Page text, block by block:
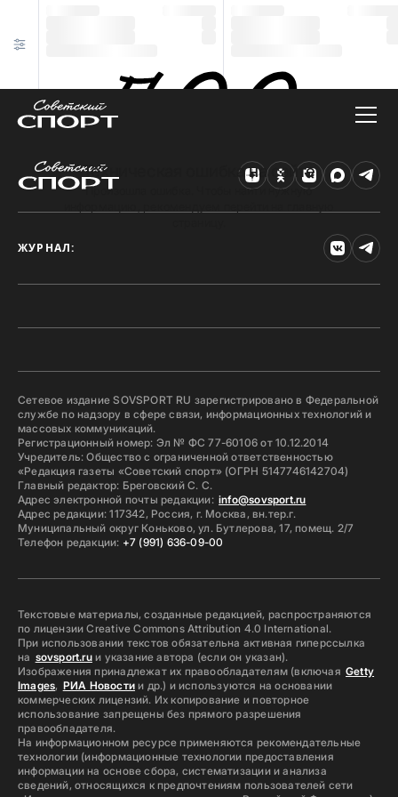
Техническая ошибка на сайте
Произошла ошибка. Чтобы найти нужную
ЖУРНАЛ:
Сетевое издание SOVSPORT RU зарегистрировано в Федеральной
службе по надзору в сфере связи, информационных технологий и
массовых коммуникаций.
Регистрационный номер: Эл № ФС 77-60106 от 10.12.2014
Учредитель: Общество с ограниченной ответственностью
«Редакция газеты «Советский спорт» (ОГРН 5147746142704)
Главный редактор: Бреговский С. С.
Адрес электронной почты редакции: info@sovsport.ru
Адрес редакции: 117342, Россия, г. Москва, вн.тер.г.
Муниципальный округ Коньково, ул. Бутлерова, 17, помещ. 2/7
Телефон редакции: +7 (991) 636-09-00
Текстовые материалы, созданные редакцией, распространяются
по лицензии Creative Commons Attribution 4.0 International.
При использовании текстов обязательна активная гиперссылка
на sovsport.ruи указание автора (если он указан).
Изображения принадлежат их правообладателям (включая Getty
Images, РИА Новостии др.) и используются на основании
коммерческих лицензий. Их копирование и повторное
использование запрещены без прямого разрешения
правообладателя.
На информационном ресурсе применяются рекомендательные
технологии (информационные технологии предоставления
информации на основе сбора, систематизации и анализа
сведений, относящихся к предпочтениям пользователей сети